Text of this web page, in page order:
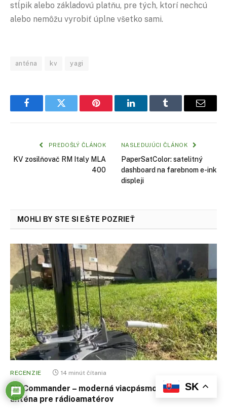
stĺpik alebo základovú platňu, pre tých, ktorí nechcú
alebo nemôžu vyrobiť úplne všetko sami.
anténa kv yagi
FacebookTwitter Pinterest LinkedInTumblr Email
PREDOŠLÝ ČLÁNOK
KV zosilňovač RM Italy MLA
400
NASLEDUJÚCI ČLÁNOK
PaperSatColor: satelitný
dashboard na farebnom e-ink
displeji
MOHLI BY STE SI EŠTE POZRIEŤ
RECENZIE 14 minút čítania
DX Commander – moderná viacpásmová vertikálna
anténa pre rádioamatérov
SK